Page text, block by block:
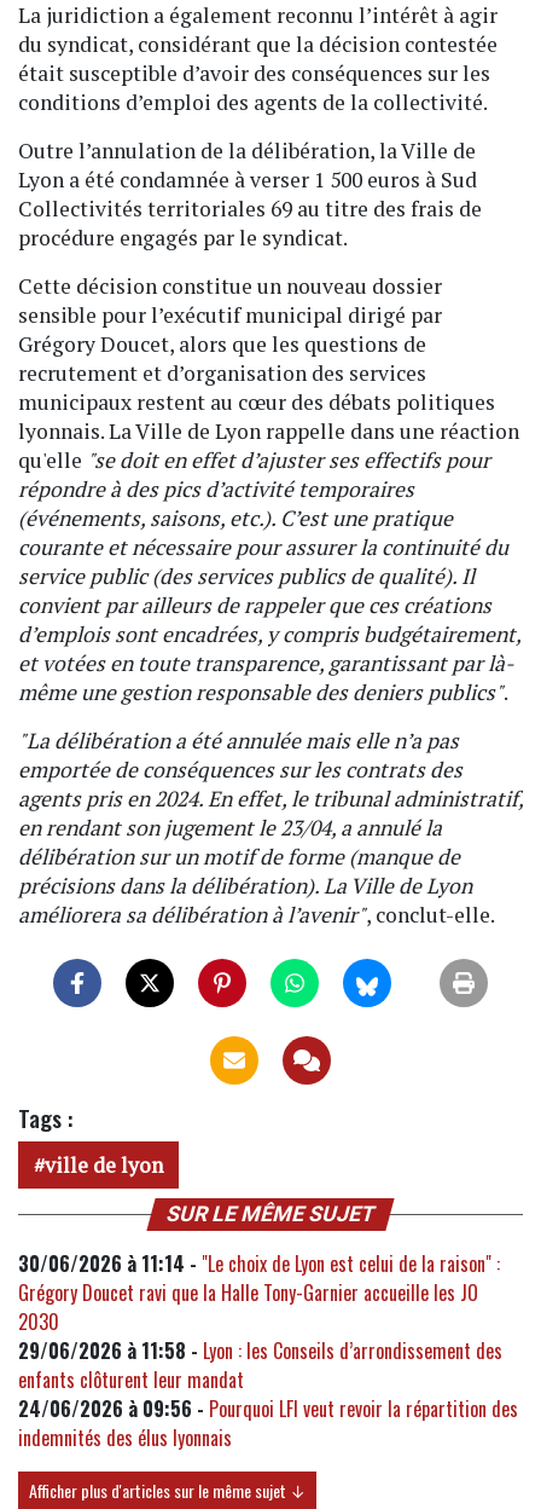
La juridiction a également reconnu l’intérêt à agir
du syndicat, considérant que la décision contestée
était susceptible d’avoir des conséquences sur les
conditions d’emploi des agents de la collectivité.
Outre l’annulation de la délibération, la Ville de
Lyon a été condamnée à verser 1 500 euros à Sud
Collectivités territoriales 69 au titre des frais de
procédure engagés par le syndicat.
Cette décision constitue un nouveau dossier
sensible pour l’exécutif municipal dirigé par
Grégory Doucet, alors que les questions de
recrutement et d’organisation des services
municipaux restent au cœur des débats politiques
lyonnais. La Ville de Lyon rappelle dans une réaction
qu'elle "se doit en effet d’ajuster ses effectifs pour
répondre à des pics d’activité temporaires
(événements, saisons, etc.). C’est une pratique
courante et nécessaire pour assurer la continuité du
service public (des services publics de qualité). Il
convient par ailleurs de rappeler que ces créations
d’emplois sont encadrées, y compris budgétairement,
et votées en toute transparence, garantissant par là-
même une gestion responsable des deniers publics".
"La délibération a été annulée mais elle n’a pas
emportée de conséquences sur les contrats des
agents pris en 2024. En effet, le tribunal administratif,
en rendant son jugement le 23/04, a annulé la
délibération sur un motif de forme (manque de
précisions dans la délibération). La Ville de Lyon
améliorera sa délibération à l’avenir", conclut-elle.
Tags :
ville de lyon
SUR LE MÊME SUJET
30/06/2026 à 11:14 - "Le choix de Lyon est celui de la raison" :
Grégory Doucet ravi que la Halle Tony-Garnier accueille les JO
2030
29/06/2026 à 11:58 - Lyon : les Conseils d’arrondissement des
enfants clôturent leur mandat
24/06/2026 à 09:56 - Pourquoi LFI veut revoir la répartition des
indemnités des élus lyonnais
Afficher plus d'articles sur le même sujet ↓